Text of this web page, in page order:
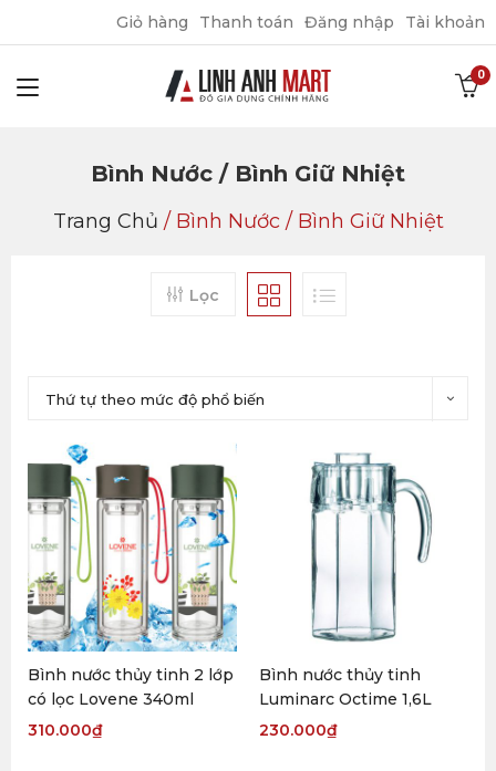
Giỏ hàng Thanh toán Đăng nhập Tài khoản
Bình Nước / Bình Giữ Nhiệt
Trang Chủ / Bình Nước / Bình Giữ Nhiệt
Lọc
Thứ tự theo mức độ phổ biến
Bình nước thủy tinh 2 lớp
có lọc Lovene 340ml
310.000₫
Bình nước thủy tinh
Luminarc Octime 1,6L
230.000₫